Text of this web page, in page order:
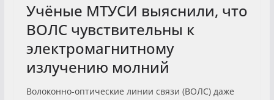
Учёные МТУСИ выяснили, что
ВОЛС чувствительны к
электромагнитному
излучению молний
Волоконно-оптические линии связи (ВОЛС) даже